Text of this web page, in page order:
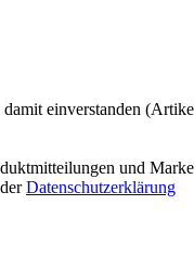
einverstanden
und
Datenschutzerklärung